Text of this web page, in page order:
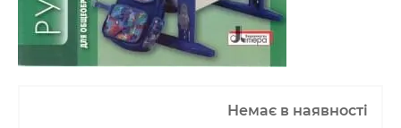
Немає в наявності